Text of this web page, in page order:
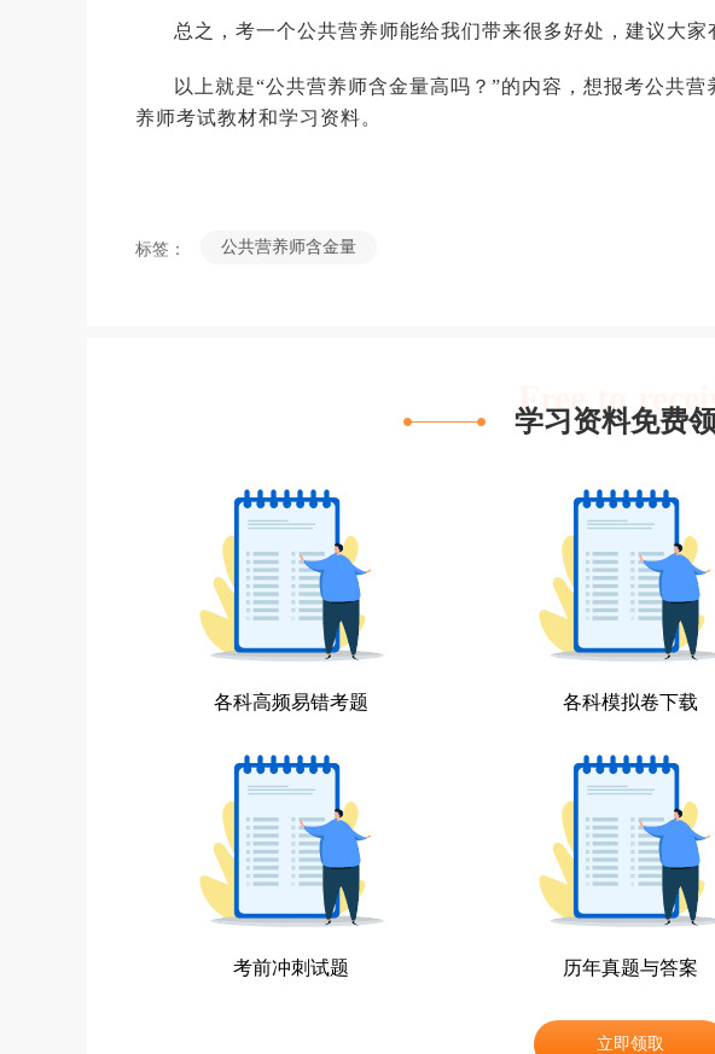
总之，考一个公共营养师能给我们带来很多好处，建议大家
以上就是“公共营养师含金量高吗？”的内容，想报考公共
养师考试教材和学习资料。
标签： 公共营养师含金量
学习资料免费
Free to
各科高频易错考题 各科模拟卷下载
考前冲刺试题 历年真题与答案
立即领取